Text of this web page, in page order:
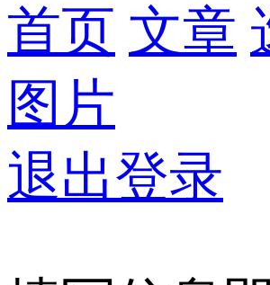
首页 文章
图片
退出登录